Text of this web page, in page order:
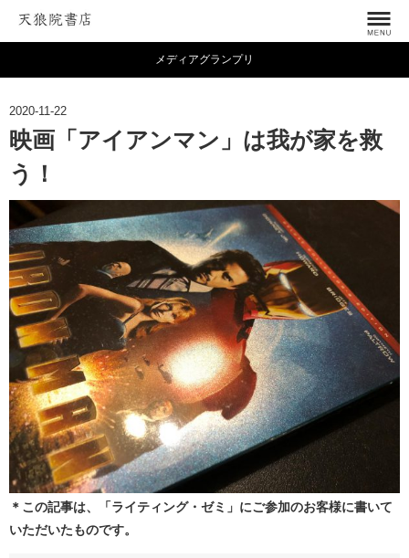
メディアグランプリ
2020-11-22
映画「アイアンマン」は我が家を救
う！
＊この記事は、「ライティング・ゼミ」にご参加のお客様に書いて
いただいたものです。